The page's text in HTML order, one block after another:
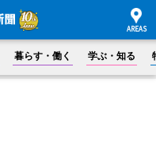
暮らす・働く 学ぶ・知る